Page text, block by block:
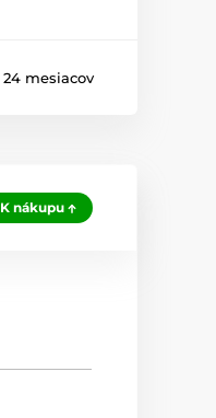
24 mesiacov
K nákupu